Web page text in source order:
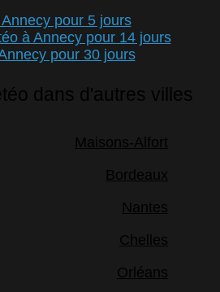
pour 5 jours
à Annecy pour 14 jours
pour 30 jours
dans d'autres villes
Maisons-Alfort
Bordeaux
Nantes
Chelles
Orléans